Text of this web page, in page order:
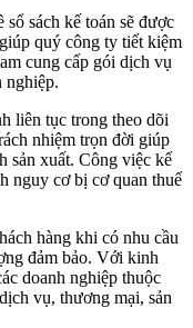
sách kế toán sẽ được
quý công ty tiết kiệm
cung cấp gói dịch vụ
nghiệp.
liên tục trong theo dõi
nhiệm trọn đời giúp
sản xuất. Công việc kế
nguy cơ bị cơ quan thuế
hàng khi có nhu cầu
đảm bảo. Với kinh
doanh nghiệp thuộc
vụ, thương mại, sản